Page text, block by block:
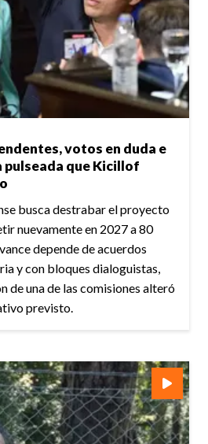
votos en duda e
que Kicillof
busca destrabar el proyecto
nuevamente en 2027 a 80
depende de acuerdos
y con bloques dialoguistas,
de una de las comisiones alteró
previsto.